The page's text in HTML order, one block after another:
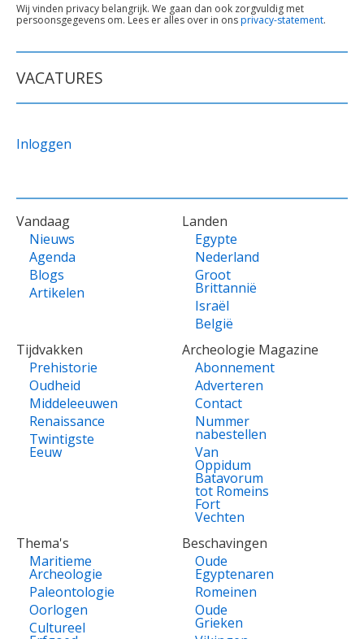
TEKST
ONDER
Wij vinden privacy belangrijk. We gaan dan ook zorgvuldig met
persoonsgegevens om. Lees er alles over in onsprivacy-statement.
VACATURES
Inloggen
VOET
Vandaag
Nieuws
Agenda
Blogs
Artikelen
Landen
Egypte
Nederland
Groot
Brittannië
Israël
België
Tijdvakken
Prehistorie
Oudheid
Middeleeuwen
Renaissance
Twintigste
Eeuw
Archeologie Magazine
Abonnement
Adverteren
Contact
Nummer
nabestellen
Van
Oppidum
Batavorum
tot Romeins
Fort
Vechten
Thema's
Maritieme
Archeologie
Paleontologie
Oorlogen
Cultureel
Beschavingen
Oude
Egyptenaren
Romeinen
Oude
Grieken